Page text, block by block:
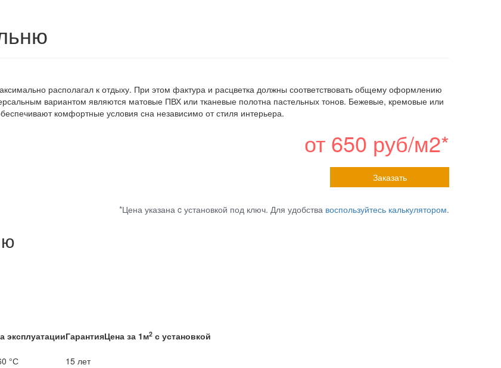
располагал к отдыху. При этом фактура и расцветка должны соответствовать общему оформлению
вариантом являются матовые ПВХ или тканевые полотна пастельных тонов. Бежевые, кремовые или
комфортные условия сна независимо от стиля интерьера.
от 650 руб/м2*
Заказать
*Цена указана c установкой под ключ. Для удобства воспользуйтесь калькулятором.
эксплуатацииГарантияЦена за 1м2 с установкой
°С
15 лет